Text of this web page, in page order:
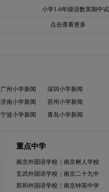
小学1-6年级语数英期中
点击查看更多
广州小学新闻
深圳小学新闻
济南小学新闻
苏州小学新闻
宁波小学新闻 青岛小学新闻
重点中学
南京外国语学校
南京树人学校
玄武外国语学校
南京二十九中
郑和外国语学校
南京钟英中学